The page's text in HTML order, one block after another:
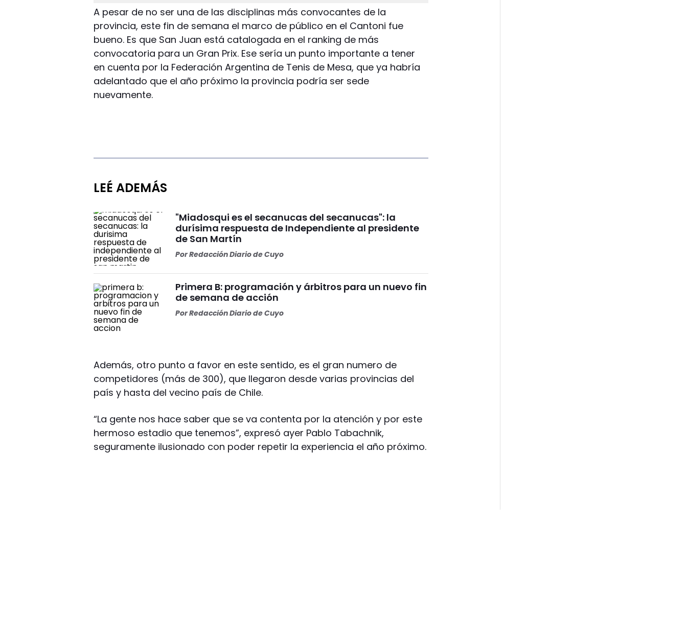
A pesar de no ser una de las disciplinas más convocantes de la
provincia, este fin de semana el marco de público en el Cantoni fue
bueno. Es que San Juan está catalogada en el ranking de más
convocatoria para un Gran Prix. Ese sería un punto importante a tener
en cuenta por la Federación Argentina de Tenis de Mesa, que ya habría
adelantado que el año próximo la provincia podría ser sede
nuevamente.
LEÉ ADEMÁS
"Miadosqui es el secanucas del secanucas": la
durísima respuesta de Independiente al presidente
de San Martín
PorRedacción Diario de Cuyo
Primera B: programación y árbitros para un nuevo fin
de semana de acción
PorRedacción Diario de Cuyo
Además, otro punto a favor en este sentido, es el gran numero de
competidores (más de 300), que llegaron desde varias provincias del
país y hasta del vecino país de Chile.
“La gente nos hace saber que se va contenta por la atención y por este
hermoso estadio que tenemos”, expresó ayer Pablo Tabachnik,
seguramente ilusionado con poder repetir la experiencia el año próximo.